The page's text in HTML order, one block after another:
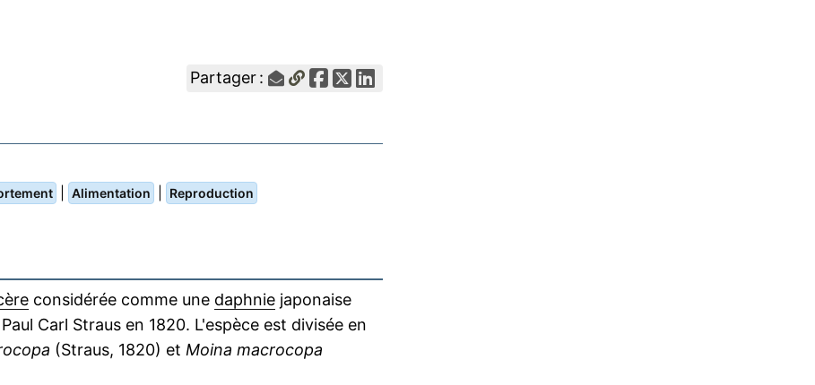
Partager :
Alimentation Reproduction
considérée comme une daphnie japonaise
Carl Straus en 1820. L'espèce est divisée en
(Straus, 1820) et Moina macrocopa